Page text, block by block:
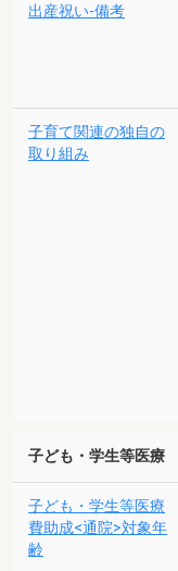
出産祝い-備考
子育て関連の独自の
取り組み
子ども・学生等医療
子ども・学生等医療
費助成<通院>対象年
齢